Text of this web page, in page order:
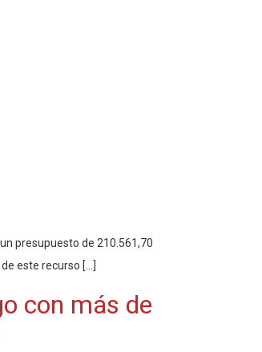
presupuesto de 210.561,70
este recurso […]
con más de